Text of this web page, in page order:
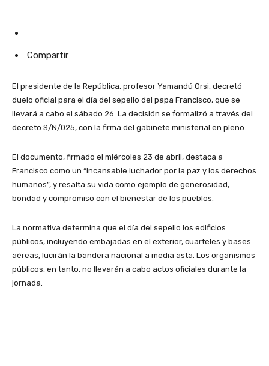
Compartir
El presidente de la República, profesor Yamandú Orsi, decretó
duelo oficial para el día del sepelio del papa Francisco, que se
llevará a cabo el sábado 26. La decisión se formalizó a través del
decreto S/N/025, con la firma del gabinete ministerial en pleno.
El documento, firmado el miércoles 23 de abril, destaca a
Francisco como un “incansable luchador por la paz y los derechos
humanos”, y resalta su vida como ejemplo de generosidad,
bondad y compromiso con el bienestar de los pueblos.
La normativa determina que el día del sepelio los edificios
públicos, incluyendo embajadas en el exterior, cuarteles y bases
aéreas, lucirán la bandera nacional a media asta. Los organismos
públicos, en tanto, no llevarán a cabo actos oficiales durante la
jornada.